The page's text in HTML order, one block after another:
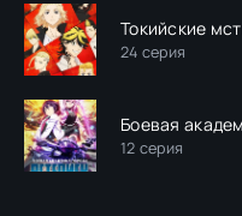
Токийские
24 серия
Боевая
12 серия